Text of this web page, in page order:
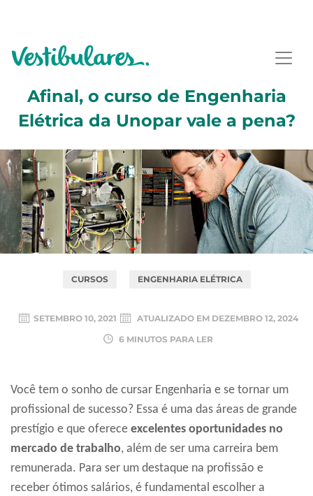
Afinal, o curso de Engenharia
Elétrica da Unopar vale a pena?
CURSOS ENGENHARIA ELÉTRICA
SETEMBRO 10, 2021 ATUALIZADO EM DEZEMBRO 12, 2024
6 MINUTOS PARA LER
Você tem o sonho de cursar Engenharia e se tornar um
profissional de sucesso? Essa é uma das áreas de grande
prestígio e que oferece excelentes oportunidades no
mercado de trabalho, além de ser uma carreira bem
remunerada. Para ser um destaque na profissão e
receber ótimos salários, é fundamental escolher a